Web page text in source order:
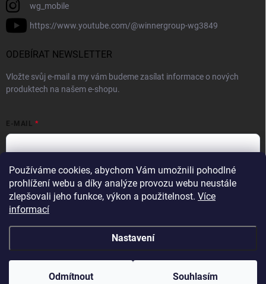
Používáme cookies, abychom Vám umožnili pohodlné
prohlížení webu a díky analýze provozu webu neustále
zlepšovali jeho funkce, výkon a použitelnost. Více
informací
Nastavení
Odmítnout Souhlasím
wg_mobile
https://www.youtube.com/@winnergroup-wg3849
ODEBÍRAT NEWSLETTER
Vložte svůj e-mail a my vám budeme zasílat informace o nových
produktech na našem e-shopu.
E-MAIL
Vložením e-mailové adresy souhlasíte se zpracováním osobních
údajů v souladu seZásadami ochrany osobních údajů.
Přihlásit se
nastavení cookies